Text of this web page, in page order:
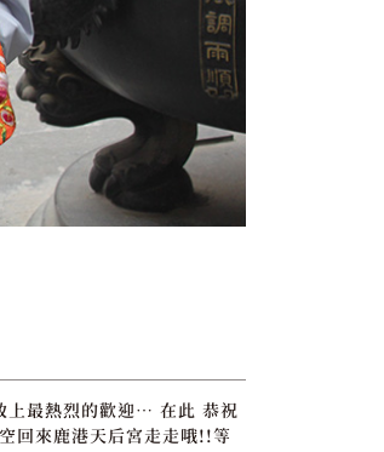
上最熱烈的歡迎… 在此 恭祝
回來鹿港天后宮走走哦!!等